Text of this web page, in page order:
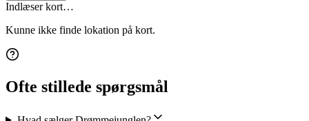
Indlæser kort…
Kunne ikke finde lokation på kort.
Ofte stillede spørgsmål